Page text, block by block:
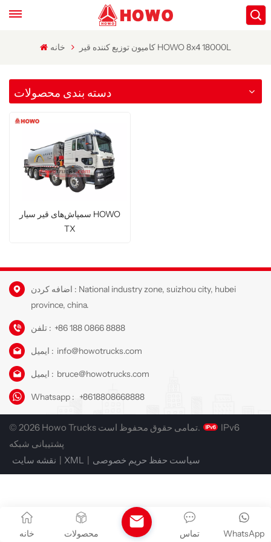
خانه کامیون توزیع کننده قیر HOWO 8x4 18000L
دسته بندی محصولات
سمپاش‌های قیر سیار HOWO
TX
اضافه کردن : National industry zone, suizhou city, hubei
province, china.
تلفن : +86 188 0866 8888
ایمیل : info@howotrucks.com
ایمیل : bruce@howotrucks.com
Whatsapp : +8618808668888
© 2026 Howo Trucks تمامی حقوق محفوظ است.
IPv6
پشتیبانی شبکه
نقشه سایت | XML | سیاست حفظ حریم خصوصی
خانه محصولات WhatsApp تماس